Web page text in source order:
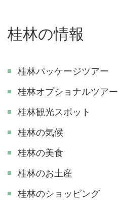
桂林の情報
桂林パッケージツアー
桂林オプショナルツアー
桂林観光スポット
桂林の気候
桂林の美食
桂林のお土産
桂林のショッピング